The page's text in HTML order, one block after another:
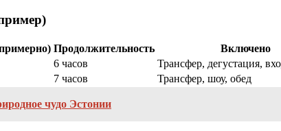
Продолжительность
Включено
6 часов
Трансфер, дегустация,
7 часов Трансфер, шоу, обед
чудо Эстонии